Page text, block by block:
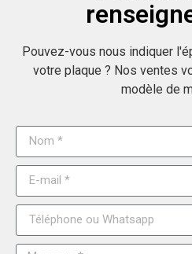
Pouvez-vous nous indiquer
votre plaque ? Nos ventes
modèle de